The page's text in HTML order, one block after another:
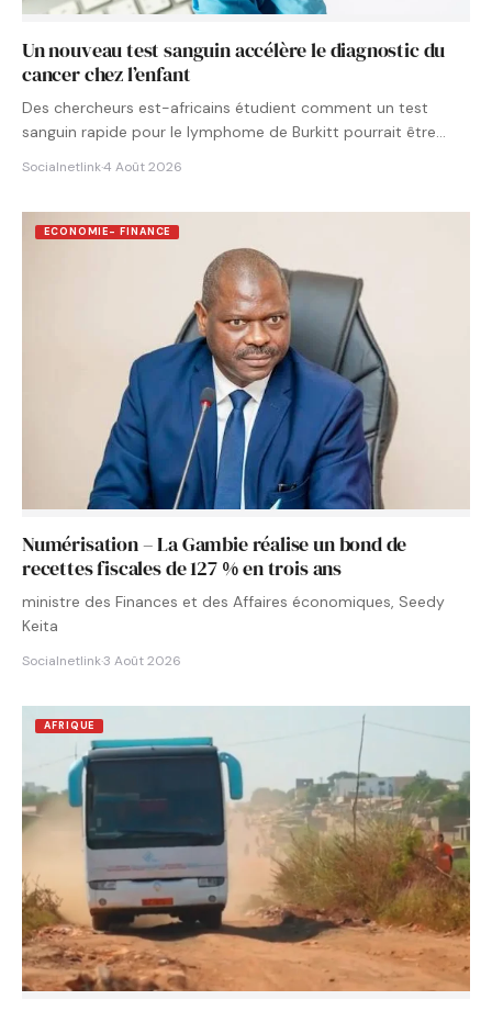
Un nouveau test sanguin accélère le diagnostic du
cancer chez l’enfant
Des chercheurs est-africains étudient comment un test
sanguin rapide pour le lymphome de Burkitt pourrait être
Socialnetlink·4 Août 2026
ECONOMIE- FINANCE
Numérisation – La Gambie réalise un bond de
recettes fiscales de 127 % en trois ans
ministre des Finances et des Affaires économiques, Seedy
Keita
Socialnetlink·3 Août 2026
AFRIQUE